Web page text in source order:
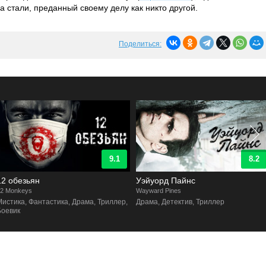
стали, преданный своему делу как никто другой.
Поделиться:
9.1
обезьян
Monkeys
Фантастика, Драма, Триллер,
8.2
Уэйуорд Пайнс
Wayward Pines
Драма, Детектив, Триллер